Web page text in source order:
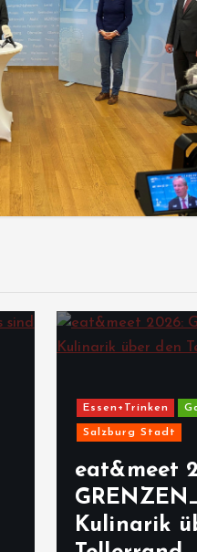
Essen+Trinken
Salzburg Stadt
eat&meet
Kulinarik